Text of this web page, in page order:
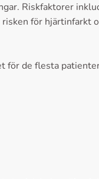
Riskfaktorer
för hjärtinfarkt
för de flesta